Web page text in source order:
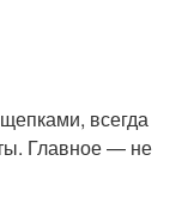
всегда
Главное — не